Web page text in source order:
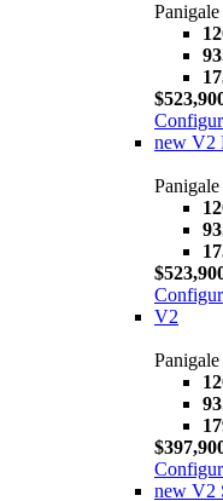
new V2
V2
new V2